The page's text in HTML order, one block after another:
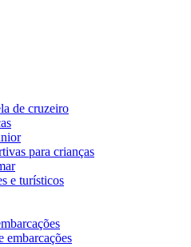
de cruzeiro
para crianças
e turísticos
embarcações